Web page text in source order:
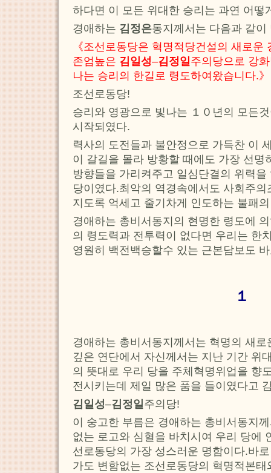
하다면 이 모든 위대한 승리는 과연 어떻
경애하는 김정은동지께서는 다음과 같이
《조선로동당은 혁명적당건설의 새로
존엄높은 김일성–김정일 주의당으로 강
나는 승리의 한길로 령도하여왔습니다.》
조선로동당!
승리와 영광으로 빛나는 １０년의 모든
시작되였다.
력사의 도전들과 불안정으로 가득찬 이
이 갈길을 몰라 방황할 때에도 가장 선명
방향들을 가리켜주고 일심단결의 위력
당이였다.최악의 역경속에서도 사회주
지도록 억세고 줄기차게 인도하는 불패
경애하는 총비서동지의 현명한 령도에
의 령도력과 전투력이 없다면 우리는 한
영원히 백전백승할수 있는 근본담보도
１
경애하는 총비서동지께서는 혁명의 새
깊은 연단에서 자신께서는 지난 기간 위
의 뜻대로 우리 당을 주체혁명위업을 향
전시키는데 제일 많은 품을 들이였다고
김일성–김정일주의당!
이 숭고한 부름은 경애하는 총비서동지
없는 로고와 심혈을 바치시여 우리 당에
선로동당의 가장 성스러운 명함이다.바
가도 변함없는 조선로동당의 혁명적본